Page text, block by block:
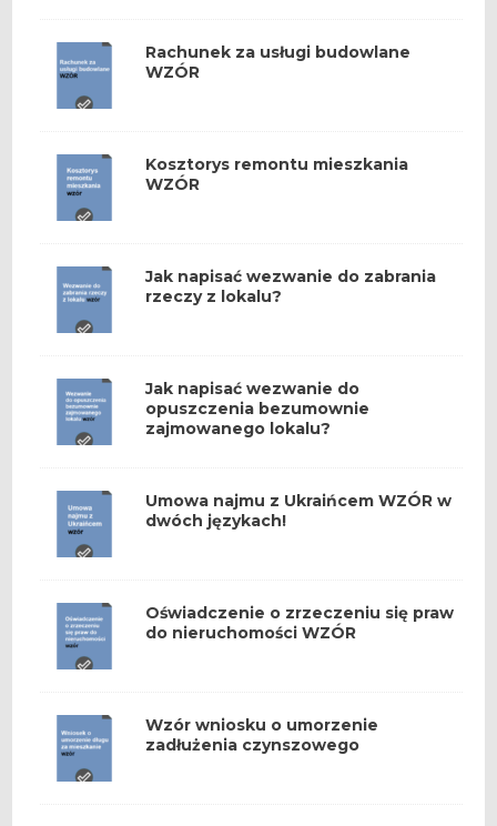
Rachunek za usługi budowlane
WZÓR
Kosztorys remontu mieszkania
WZÓR
Jak napisać wezwanie do zabrania
rzeczy z lokalu?
Jak napisać wezwanie do
opuszczenia bezumownie
zajmowanego lokalu?
Umowa najmu z Ukraińcem WZÓR w
dwóch językach!
Oświadczenie o zrzeczeniu się praw
do nieruchomości WZÓR
Wzór wniosku o umorzenie
zadłużenia czynszowego